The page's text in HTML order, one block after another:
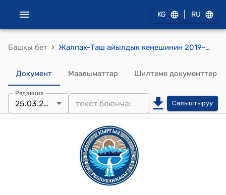
KG RU
Башкы бет › Жалпак-Таш айылдык кеңешинин 2019-жылдын 25-мартындагы № 8 "Жалпак-Таш айылдык кеңешинин 2019-жылга карата иш-планын бекитүү жөнүндө" токтому
Документ Маалыматтар Шилтеме документтер
Редакция
25.03.2019 Салыштыруу